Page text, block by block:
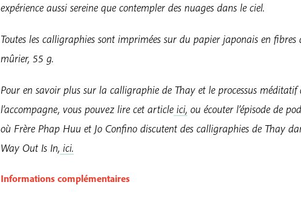
expérience aussi sereine que contempler des nuages dans le ciel.
Toutes les calligraphies sont imprimées sur du papier japonais en fibres
mûrier, 55 g.
Pour en savoir plus sur la calligraphie de Thay et le processus méditatif
l’accompagne, vous pouvez lire cet article ici, ou écouter l’épisode de
où Frère Phap Huu et Jo Confino discutent des calligraphies de Thay
Way Out Is In, ici.
Informations complémentaires